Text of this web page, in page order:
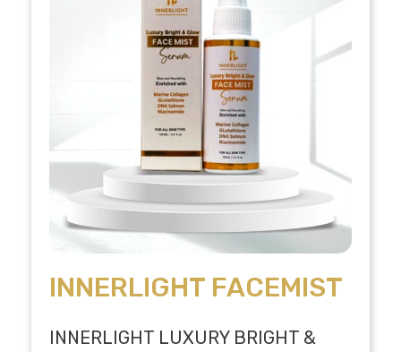
INNERLIGHT FACEMIST
INNERLIGHT LUXURY BRIGHT &